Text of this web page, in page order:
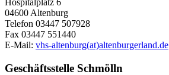
04600 Altenburg
Telefon 03447 507928
Fax 03447 551440
E-Mail: vhs-altenburg(at)altenburgerland.de
Geschäftsstelle Schmölln